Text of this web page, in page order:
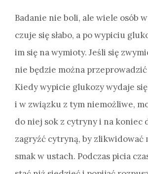
Badanie nie boli, ale wiele osób
czuje się słabo, a po wypiciu
im się na wymioty. Jeśli się
nie będzie można przeprowadzić
Kiedy wypicie glukozy wydaje
i w związku z tym niemożliwe,
do niej sok z cytryny i na koniec
zagryźć cytryną, by zlikwidować
smak w ustach. Podczas picia